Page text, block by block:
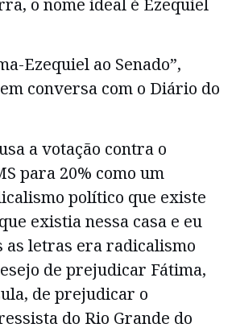
o nome ideal é Ezequiel
Ezequiel ao Senado”,
conversa com o Diário do
a votação contra o
para 20% como um
político que existe
existia nessa casa e eu
as letras era radicalismo
de prejudicar Fátima,
de prejudicar o
do Rio Grande do